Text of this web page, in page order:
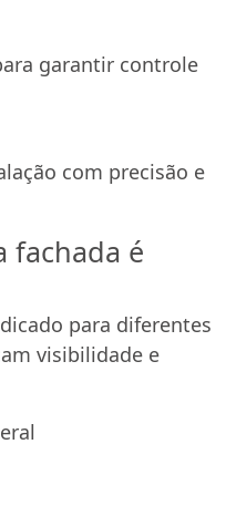
garantir controle
com precisão e
fachada é
para diferentes
visibilidade e